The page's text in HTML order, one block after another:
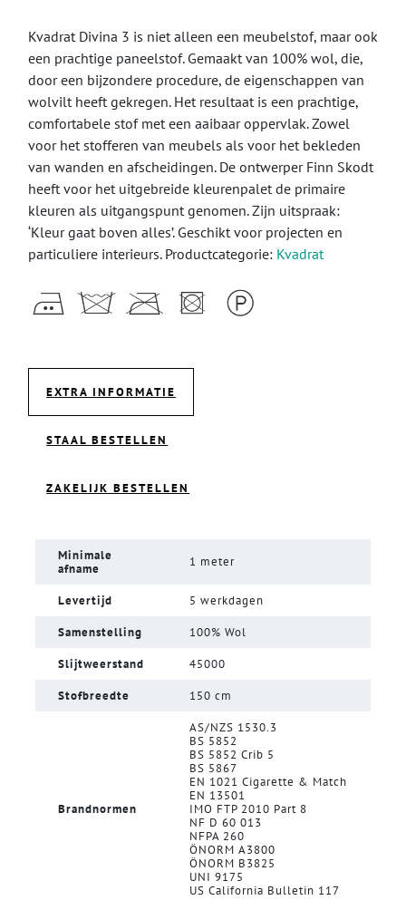
Kvadrat Divina 3 is niet alleen een meubelstof, maar ook
een prachtige paneelstof. Gemaakt van 100% wol, die,
door een bijzondere procedure, de eigenschappen van
wolvilt heeft gekregen. Het resultaat is een prachtige,
comfortabele stof met een aaibaar oppervlak. Zowel
voor het stofferen van meubels als voor het bekleden
van wanden en afscheidingen. De ontwerper Finn Skodt
heeft voor het uitgebreide kleurenpalet de primaire
kleuren als uitgangspunt genomen. Zijn uitspraak:
‘Kleur gaat boven alles’. Geschikt voor projecten en
particuliere interieurs. Productcategorie: Kvadrat
EXTRA INFORMATIE
STAAL BESTELLEN
ZAKELIJK BESTELLEN
Minimale
afname
1 meter
Levertijd 5 werkdagen
Samenstelling 100% Wol
Slijtweerstand 45000
Stofbreedte 150 cm
Brandnormen
AS/NZS 1530.3
BS 5852
BS 5852 Crib 5
BS 5867
EN 1021 Cigarette & Match
EN 13501
IMO FTP 2010 Part 8
NF D 60 013
NFPA 260
ÖNORM A3800
ÖNORM B3825
UNI 9175
US California Bulletin 117